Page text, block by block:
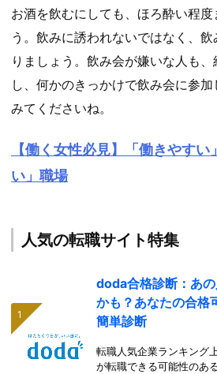
お酒を飲むにしても、ほろ酔い程度
う。飲みに誘われないではなく、
りましょう。飲み会が嫌いな人も
し、何かのきっかけで飲み会に参
みてくださいね。
【働く女性必見】「働きやすい
い」職場
人気の転職サイト特集
doda合格診断：あ
かも？あなたの合格
簡単診断
転職人気企業ランキング
が転職できる可能性のあ